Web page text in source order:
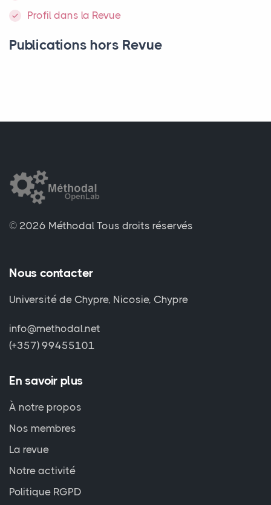
Profil dans la Revue
Publications hors Revue
© 2026 Méthodal Tous droits réservés
Nous contacter
Université de Chypre, Nicosie, Chypre
info@methodal.net
(+357) 99455101
En savoir plus
À notre propos
Nos membres
La revue
Notre activité
Politique RGPD